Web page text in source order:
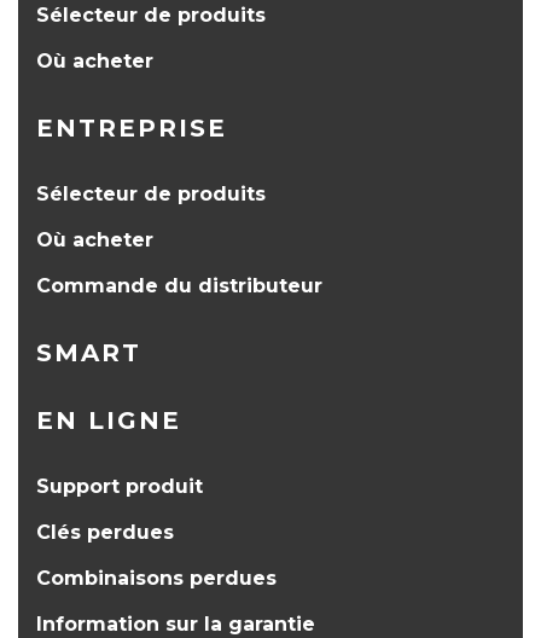
Sélecteur de produits
Où acheter
ENTREPRISE
Sélecteur de produits
Où acheter
Commande du distributeur
SMART
EN LIGNE
Support produit
Clés perdues
Combinaisons perdues
Information sur la garantie